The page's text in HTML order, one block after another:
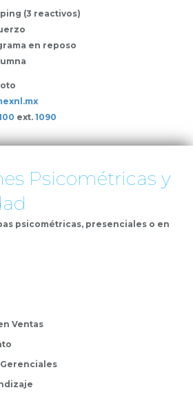
(3 reactivos)
en reposo
ext. 1090
Psicométricas y
psicométricas, presenciales o en
Ventas
Gerenciales